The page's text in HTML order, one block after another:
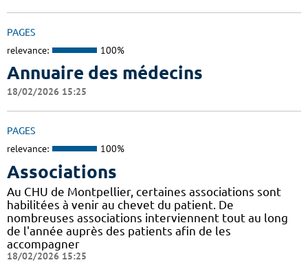
PAGES
relevance: 100%
Annuaire des médecins
18/02/2026 15:25
PAGES
relevance: 100%
Associations
Au CHU de Montpellier, certaines associations sont
habilitées à venir au chevet du patient. De
nombreuses associations interviennent tout au long
de l'année auprès des patients afin de les
accompagner
18/02/2026 15:25